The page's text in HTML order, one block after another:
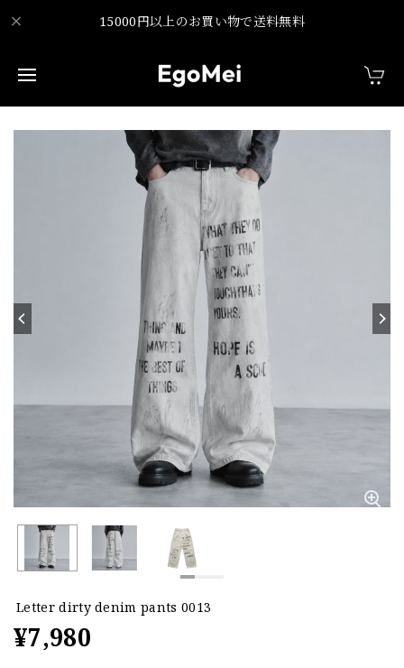
15000円以上のお買い物で送料無料
Letter dirty denim pants 0013
¥7,980